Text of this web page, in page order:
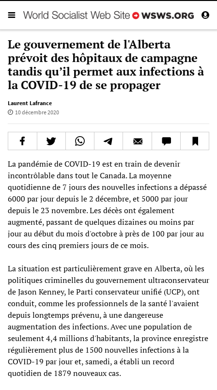
Le gouvernement de l'Alberta
prévoit des hôpitaux de campagne
tandis qu’il permet aux infections à
la COVID-19 de se propager
Laurent Lafrance
10 décembre 2020
La pandémie de COVID-19 est en train de devenir
incontrôlable dans tout le Canada. La moyenne
quotidienne de 7 jours des nouvelles infections a dépassé
6000 par jour depuis le 2 décembre, et 5000 par jour
depuis le 23 novembre. Les décès ont également
augmenté, passant de quelques dizaines ou moins par
jour au début du mois d'octobre à près de 100 par jour au
cours des cinq premiers jours de ce mois.
La situation est particulièrement grave en Alberta, où les
politiques criminelles du gouvernement ultraconservateur
de Jason Kenney, le Parti conservateur unifié (UCP), ont
conduit, comme les professionnels de la santé l'avaient
depuis longtemps prévenu, à une dangereuse
augmentation des infections. Avec une population de
seulement 4,4 millions d'habitants, la province enregistre
régulièrement plus de 1500 nouvelles infections à la
COVID-19 par jour et, samedi, a établi un record
quotidien de 1879 nouveaux cas.